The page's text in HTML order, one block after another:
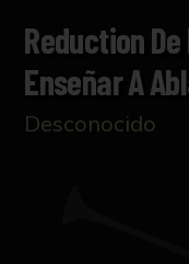
Reduction
Enseñar A
Desconocido